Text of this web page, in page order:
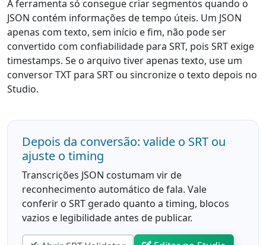
A ferramenta só consegue criar segmentos quando o
JSON contém informações de tempo úteis. Um JSON
apenas com texto, sem início e fim, não pode ser
convertido com confiabilidade para SRT, pois SRT exige
timestamps. Se o arquivo tiver apenas texto, use um
conversor TXT para SRT ou sincronize o texto depois no
Studio.
Depois da conversão: valide o SRT ou
ajuste o timing
Transcrições JSON costumam vir de
reconhecimento automático de fala. Vale
conferir o SRT gerado quanto a timing, blocos
vazios e legibilidade antes de publicar.